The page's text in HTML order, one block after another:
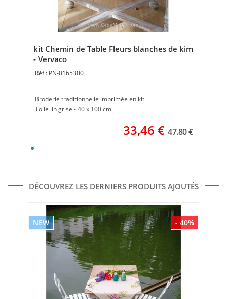
kit Chemin de Table Fleurs blanches de kim
- Vervaco
PN-0165300
Broderie traditionnelle imprimée en kit
Toile lin grise - 40 x 100 cm
33,46 € 47.80 €
DÉCOUVREZ LES DERNIERS PRODUITS AJOUTÉS
- 40%
NEW